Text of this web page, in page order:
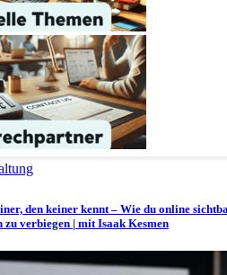
den keiner kennt – Wie du online
verbiegen | mit Isaak Kesmen